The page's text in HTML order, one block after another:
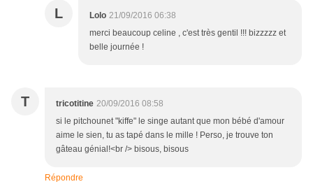
L Lolo 21/09/2016 06:38
merci beaucoup celine , c'est très gentil !!! bizzzzz et
belle journée !
T tricotitine 20/09/2016 08:58
si le pitchounet "kiffe" le singe autant que mon bébé d'amour
aime le sien, tu as tapé dans le mille ! Perso, je trouve ton
gâteau génial!<br /> bisous, bisous
Répondre